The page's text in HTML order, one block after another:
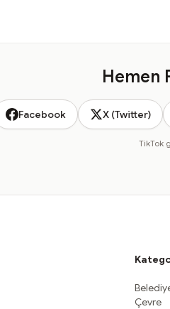
Hemen
Facebook X (Twitter)
TikTok
Çevre